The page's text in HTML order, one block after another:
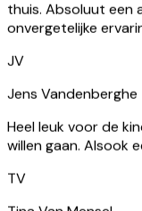
JV
Jens Vandenberghe
Heel leuk voor de
willen gaan. Alsook
TV
Tina Van Mensel
Super aangenaam